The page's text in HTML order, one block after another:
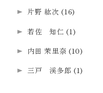
片野 紘次 (16)
若佐 知仁 (1)
内田 茉里奈 (10)
三戸 渓多郎 (1)